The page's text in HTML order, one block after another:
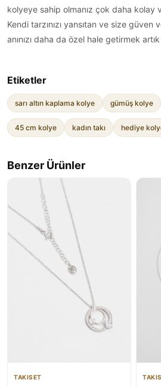
kolyeye sahip olmanız çok daha kolay
Kendi tarzınızı yansıtan ve size
anınızı daha da özel hale getirmek
Etiketler
sarı altın kaplama kolye gümüş kolye
45 cm kolye kadın takı hediye
Benzer Ürünler
TAKISET